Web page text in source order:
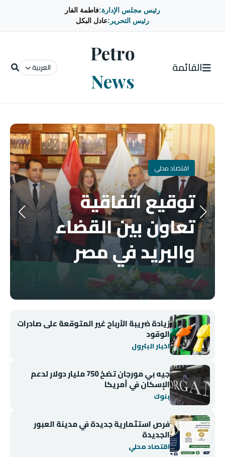
رئيس مجلس الإدارة:فاطمة الفار
رئيس التحرير:عادل البكل
القائمة
Petro
News
العربية
اقتصاد محلي
توقيع اتفاقية
تعاون بين القضاء
والبريد في مصر
زيادة ضريبة الأرباح غير المتوقعة على صادرات
الوقود
اخبار البترول
جيه بي مورجان تضخ 750 مليار دولار لدعم
الإسكان في أمريكا
بنوك
فرص استثمارية جديدة في مدينة العبور
الجديدة
اقتصاد محلي